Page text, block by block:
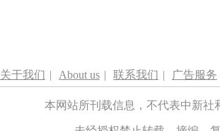
关于我们 | About us | 联系我们 | 广告服务
本网站所刊载信息，不代表中新